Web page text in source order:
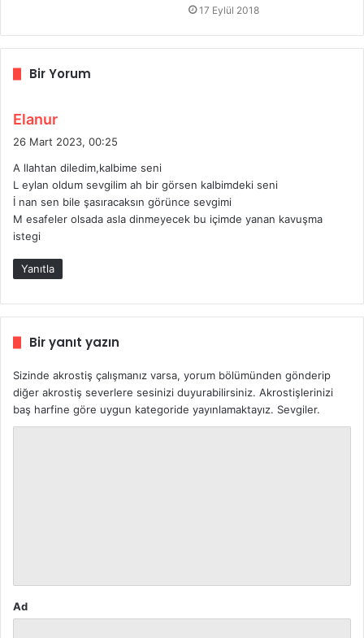
17 Eylül 2018
Bir Yorum
Elanur
e
k
i
26 Mart 2023, 00:25
A llahtan diledim,kalbime seni
L eylan oldum sevgilim ah bir görsen kalbimdeki seni
İ nan sen bile şasıracaksın görünce sevgimi
M esafeler olsada asla dinmeyecek bu içimde yanan kavuşma
istegi
Yanıtla
Bir yanıt yazın
Sizinde akrostiş çalışmanız varsa, yorum bölümünden gönderip
diğer akrostiş severlere sesinizi duyurabilirsiniz. Akrostişlerinizi
baş harfine göre uygun kategoride yayınlamaktayız. Sevgiler.
Ad